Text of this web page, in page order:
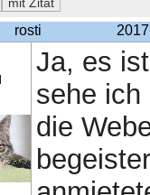
rosti
Ja, es
sehe ich
die